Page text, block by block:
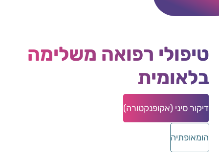
טיפולי רפואה משלימה
בלאומית
דיקור סיני (אקופנקטורה)
הומאופתיה